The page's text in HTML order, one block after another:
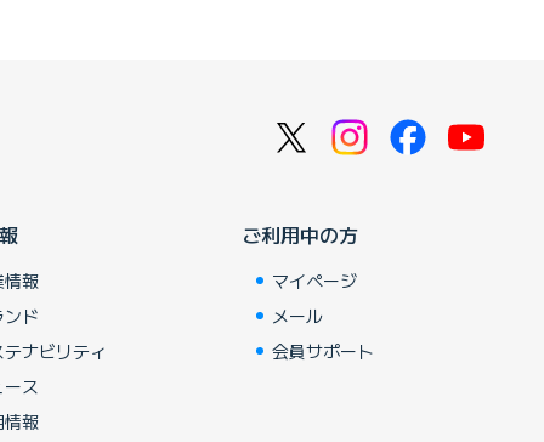
情報
ンド
ナビリティ
ス
情報
ご利用中の方
マイページ
メール
会員サポート